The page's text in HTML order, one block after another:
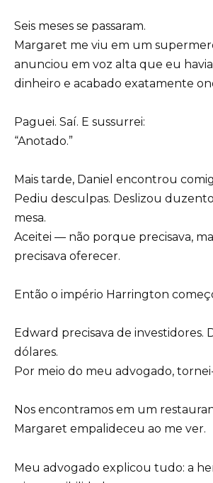
Seis meses se passaram.
Margaret me viu em um
anunciou em voz alta que eu
dinheiro e acabado exatamente
Paguei. Saí. E sussurrei:
“Anotado.”
Mais tarde, Daniel encontrou
Pediu desculpas. Deslizou
mesa.
Aceitei — não porque precisava,
precisava oferecer.
Então o império Harrington
Edward precisava de investidores.
dólares.
Por meio do meu advogado,
Nos encontramos em um
Margaret empalideceu ao me ver.
Meu advogado explicou tudo: a